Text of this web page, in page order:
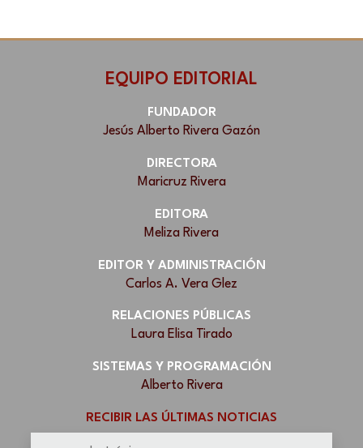
EQUIPO EDITORIAL
FUNDADOR
Jesús Alberto Rivera Gazón
DIRECTORA
Maricruz Rivera
EDITORA
Meliza Rivera
EDITOR Y ADMINISTRACIÓN
Carlos A. Vera Glez
RELACIONES PÚBLICAS
Laura Elisa Tirado
SISTEMAS Y PROGRAMACIÓN
Alberto Rivera
RECIBIR LAS ÚLTIMAS NOTICIAS